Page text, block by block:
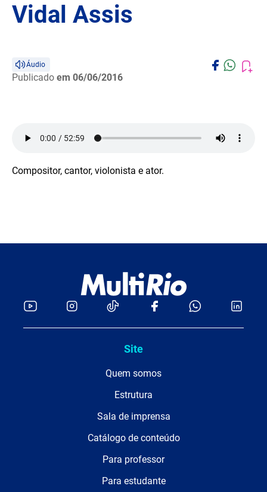
Vidal Assis
Áudio
Publicado em 06/06/2016
Compositor, cantor, violonista e ator.
Site
Quem somos
Estrutura
Sala de imprensa
Catálogo de conteúdo
Para professor
Para estudante